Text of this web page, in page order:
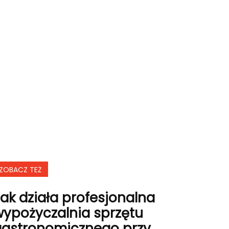
TEŻ
działa profesjonalna
sprzętu